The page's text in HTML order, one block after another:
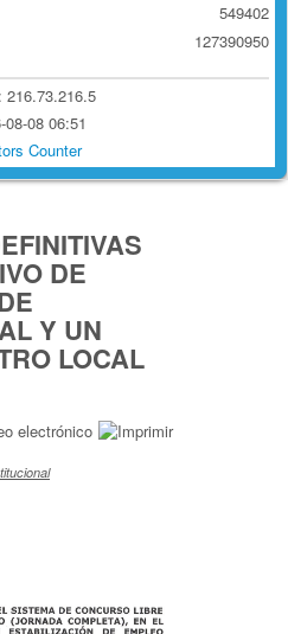
549402
127390950
216.73.216.5
08-08 06:51
Counter
DE
Y UN
LOCAL